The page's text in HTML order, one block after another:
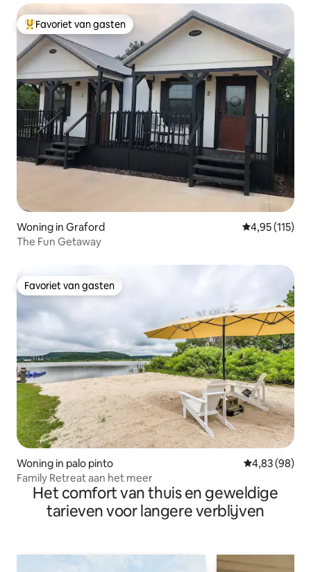
Topfavoriet van gasten
Favoriet van gasten
Woning in Graford Gemiddelde
4,95 (115)
The Fun Getaway
Favoriet van gasten
Favoriet van gasten
Woning in palo pinto Gemiddelde
4,83 (98)
Family Retreat aan het meer
Het comfort van thuis en geweldige
tarieven voor langere verblijven